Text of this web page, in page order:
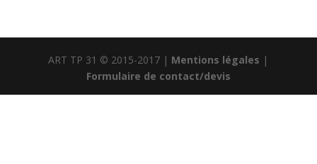
ART TP 31 © 2015-2017 | Mentions légales |
Formulaire de contact/devis